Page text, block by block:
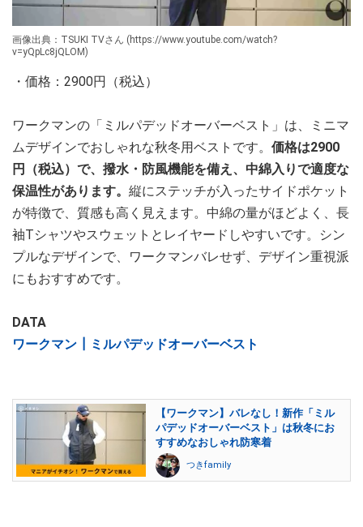
画像出典：TSUKI TVさん (https://www.youtube.com/watch?
v=yQpLc8jQLOM)
・価格：2900円（税込）
ワークマンの「ミルパデッドオーバーベスト」は、ミニマ
ムデザインでおしゃれな秋冬用ベストです。 価格は2900
円（税込）で、撥水・防風機能を備え、中綿入りで適度な
保温性があります。 縦にステッチが入ったサイドポケット
が特徴で、質感も高く見えます。中綿の量がほどよく、長
袖Tシャツやスウェットとレイヤードしやすいです。シン
プルなデザインで、ワークマンバレせず、デザイン重視派
にもおすすめです。
DATA
ワークマン┃ミルパデッドオーバーベスト
【ワークマン】バレなし！新作「ミル
パデッドオーバーベスト」は秋冬にお
すすめなおしゃれ防寒着
つきfamily